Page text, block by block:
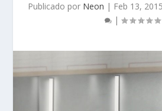
Publicado por Neon | Feb 13, 2015
|